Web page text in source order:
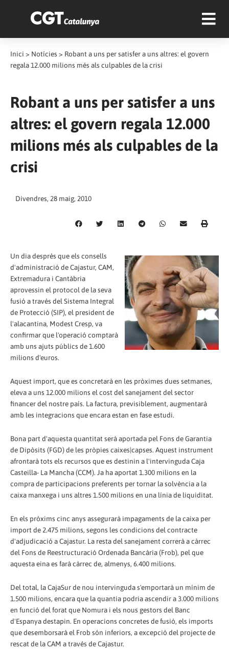
Inici > Notícies > Robant a uns per satisfer a uns altres: el govern
regala 12.000 milions més als culpables de la crisi
Robant a uns per satisfer a uns
altres: el govern regala 12.000
milions més als culpables de la
crisi
Divendres, 28 maig, 2010
Un dia després que els consells
d'administració de Cajastur, CAM,
Extremadura i Cantàbria
aprovessin el protocol de la seva
fusió a través del Sistema Integral
de Protecció (SIP), el president de
l'alacantina, Modest Cresp, va
confirmar que l'operació comptarà
amb uns ajuts públics de 1.600
milions d'euros.
Aquest import, que es concretarà en les pròximes dues setmanes,
eleva a uns 12.000 milions el cost del sanejament del sector
financer del nostre país. La factura, previsiblement, augmentarà
amb les integracions que encara estan en fase estudi.
Bona part d'aquesta quantitat serà aportada pel Fons de Garantia
de Dipòsits (FGD) de les pròpies caixes|capses. Aquest instrument
afrontarà tots els recursos que es destinin a l'intervinguda Caja
Casteilla- La Mancha (CCM). Ja ha aportat 1.300 milions en la
compra de participacions preferents per tornar la solvència a la
caixa manxega i uns altres 1.500 milions en una línia de liquiditat.
En els pròxims cinc anys assegurarà impagaments de la caixa per
import de 2.475 milions, segons les condicions del contracte
d'adjudicació a Cajastur. La resta del sanejament correrà a càrrec
del Fons de Reestructuració Ordenada Bancària (Frob), pel que
aquesta eina es farà càrrec de, almenys, 6.400 milions.
Del total, la CajaSur de nou intervinguda s'emportarà un mínim de
1.500 milions, encara que la quantia podria ascendir a 3.000 milions
en funció del forat que Nomura i els nous gestors del Banc
d'Espanya destapin. En operacions concretes de fusió, els imports
que desemborsarà el Frob són inferiors, a excepció del projecte de
rescat de la CAM a través de Cajastur.